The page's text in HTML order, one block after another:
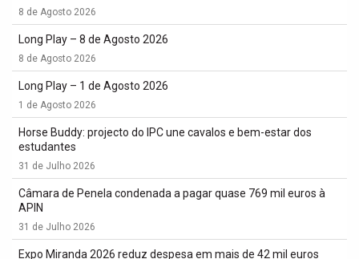
8 de Agosto 2026
Long Play – 8 de Agosto 2026
8 de Agosto 2026
Long Play – 1 de Agosto 2026
1 de Agosto 2026
Horse Buddy: projecto do IPC une cavalos e bem-estar dos
estudantes
31 de Julho 2026
Câmara de Penela condenada a pagar quase 769 mil euros à
APIN
31 de Julho 2026
Expo Miranda 2026 reduz despesa em mais de 42 mil euros